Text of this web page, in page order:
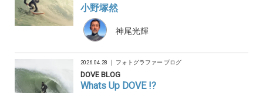
小野塚然
神尾光輝
2026.04.28 ｜ フォトグラファー ブログ
DOVE BLOG
Whats Up DOVE !?